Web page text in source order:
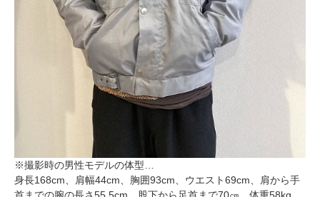
※撮影時の男性モデルの体型…
身長168cm、肩幅44cm、胸囲93cm、ウエスト69cm、肩から手